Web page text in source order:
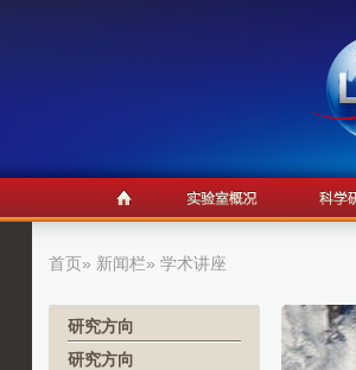
首页» 新闻栏» 学术讲座
研究方向
研究方向